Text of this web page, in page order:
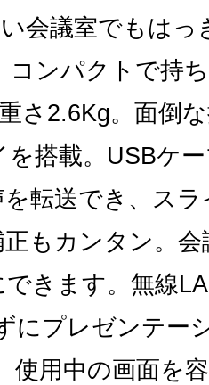
会議室でもはっ
コンパクトで持
さ2.6Kg。面倒
を搭載。USBケ
転送でき、ス
もカンタン。
きます。無線
にプレゼンテー
使用中の画面を